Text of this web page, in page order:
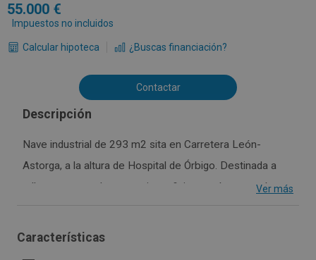
55.000
Impuestos no incluidos
Calcular hipoteca ¿Buscas financiación?
Contactar
Descripción
Nave industrial de 293 m2 sita en Carretera León-
Astorga, a la altura de Hospital de Órbigo. Destinada a
taller, con zona de vestuario y oficinas, sobre parcela
Según registro se ha construido una nave para taller
Ver más
Características